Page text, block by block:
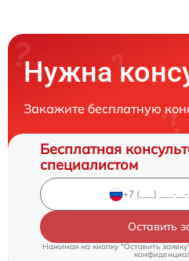
Нужна
Закажите бесплатную
Бесплатная
специалистом
Оставить
Нажимая на кнопку "Оставить